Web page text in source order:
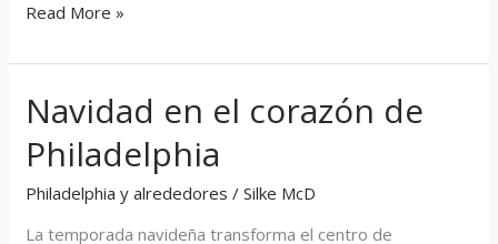
Read More »
Navidad en el corazón de
Philadelphia
Philadelphia y alrededores /Silke McD
La temporada navideña transforma el centro de
Navidad
en
el
corazón
de